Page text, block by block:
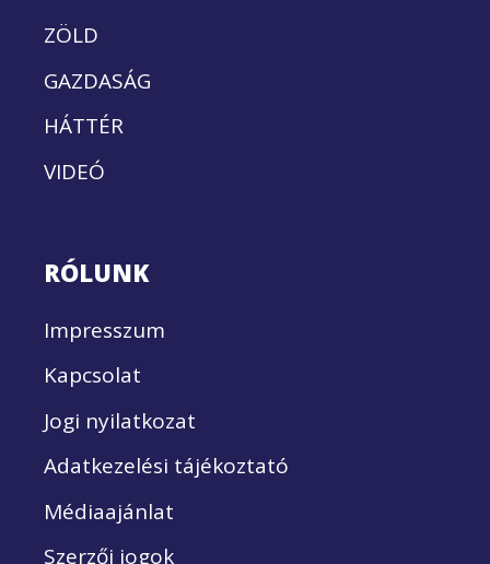
ZÖLD
GAZDASÁG
HÁTTÉR
VIDEÓ
RÓLUNK
Impresszum
Kapcsolat
Jogi nyilatkozat
Adatkezelési tájékoztató
Médiaajánlat
Szerzői jogok